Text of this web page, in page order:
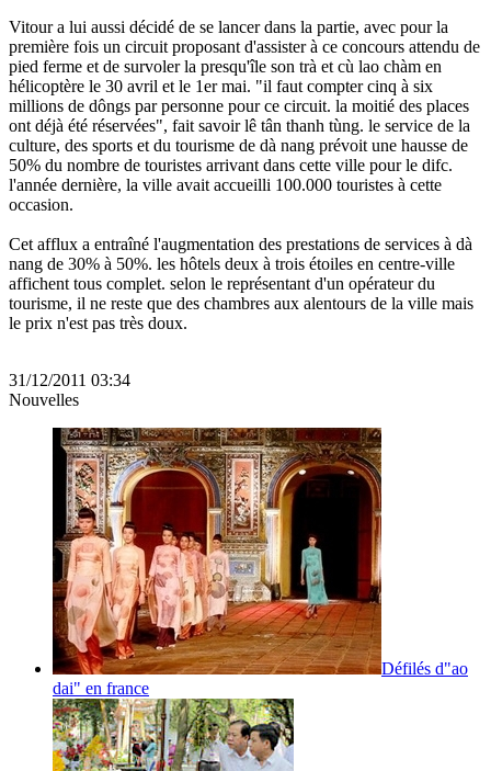
Vitour a lui aussi décidé de se lancer dans la partie, avec pour la
première fois un circuit proposant d'assister à ce concours attendu de
pied ferme et de survoler la presqu'île son trà et cù lao chàm en
hélicoptère le 30 avril et le 1er mai. "il faut compter cinq à six
millions de dôngs par personne pour ce circuit. la moitié des places
ont déjà été réservées", fait savoir lê tân thanh tùng. le service de la
culture, des sports et du tourisme de dà nang prévoit une hausse de
50% du nombre de touristes arrivant dans cette ville pour le difc.
l'année dernière, la ville avait accueilli 100.000 touristes à cette
occasion.
Cet afflux a entraîné l'augmentation des prestations de services à dà
nang de 30% à 50%. les hôtels deux à trois étoiles en centre-ville
affichent tous complet. selon le représentant d'un opérateur du
tourisme, il ne reste que des chambres aux alentours de la ville mais
le prix n'est pas très doux.
31/12/2011 03:34
Nouvelles
Défilés d"ao
dai" en france